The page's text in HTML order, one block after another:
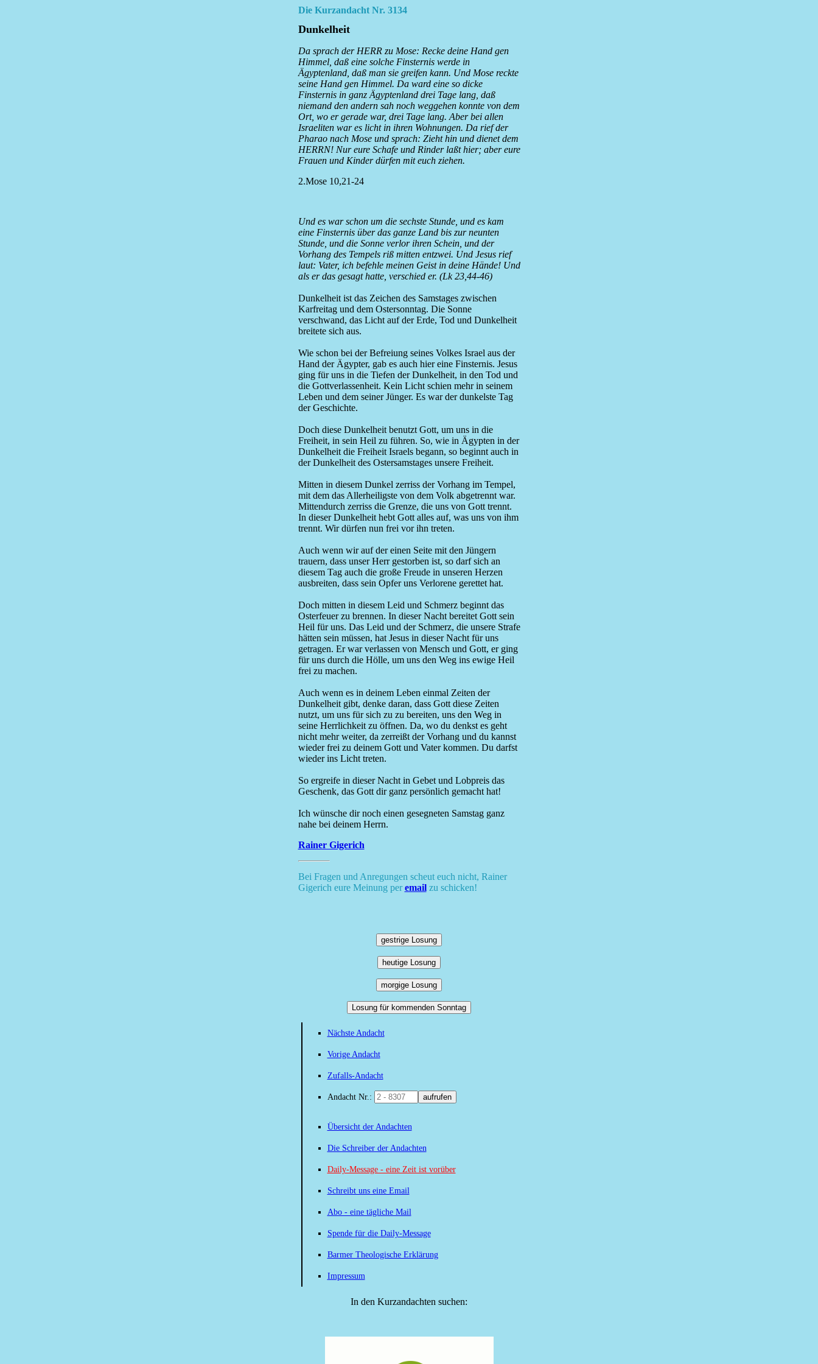
Die Kurzandacht Nr. 3134
Dunkelheit
Da sprach der HERR zu Mose: Recke deine Hand gen
Himmel, daß eine solche Finsternis werde in
Ägyptenland, daß man sie greifen kann. Und Mose reckte
seine Hand gen Himmel. Da ward eine so dicke
Finsternis in ganz Ägyptenland drei Tage lang, daß
niemand den andern sah noch weggehen konnte von dem
Ort, wo er gerade war, drei Tage lang. Aber bei allen
Israeliten war es licht in ihren Wohnungen. Da rief der
Pharao nach Mose und sprach: Zieht hin und dienet dem
HERRN! Nur eure Schafe und Rinder laßt hier; aber eure
Frauen und Kinder dürfen mit euch ziehen.
2.Mose 10,21-24
Und es war schon um die sechste Stunde, und es kam
eine Finsternis über das ganze Land bis zur neunten
Stunde, und die Sonne verlor ihren Schein, und der
Vorhang des Tempels riß mitten entzwei. Und Jesus rief
laut: Vater, ich befehle meinen Geist in deine Hände! Und
als er das gesagt hatte, verschied er. (Lk 23,44-46)
Dunkelheit ist das Zeichen des Samstages zwischen
Karfreitag und dem Ostersonntag. Die Sonne
verschwand, das Licht auf der Erde, Tod und Dunkelheit
breitete sich aus.
Wie schon bei der Befreiung seines Volkes Israel aus der
Hand der Ägypter, gab es auch hier eine Finsternis. Jesus
ging für uns in die Tiefen der Dunkelheit, in den Tod und
die Gottverlassenheit. Kein Licht schien mehr in seinem
Leben und dem seiner Jünger. Es war der dunkelste Tag
der Geschichte.
Doch diese Dunkelheit benutzt Gott, um uns in die
Freiheit, in sein Heil zu führen. So, wie in Ägypten in der
Dunkelheit die Freiheit Israels begann, so beginnt auch in
der Dunkelheit des Ostersamstages unsere Freiheit.
Mitten in diesem Dunkel zerriss der Vorhang im Tempel,
mit dem das Allerheiligste von dem Volk abgetrennt war.
Mittendurch zerriss die Grenze, die uns von Gott trennt.
In dieser Dunkelheit hebt Gott alles auf, was uns von ihm
trennt. Wir dürfen nun frei vor ihn treten.
Auch wenn wir auf der einen Seite mit den Jüngern
trauern, dass unser Herr gestorben ist, so darf sich an
diesem Tag auch die große Freude in unseren Herzen
ausbreiten, dass sein Opfer uns Verlorene gerettet hat.
Doch mitten in diesem Leid und Schmerz beginnt das
Osterfeuer zu brennen. In dieser Nacht bereitet Gott sein
Heil für uns. Das Leid und der Schmerz, die unsere Strafe
hätten sein müssen, hat Jesus in dieser Nacht für uns
getragen. Er war verlassen von Mensch und Gott, er ging
für uns durch die Hölle, um uns den Weg ins ewige Heil
frei zu machen.
Auch wenn es in deinem Leben einmal Zeiten der
Dunkelheit gibt, denke daran, dass Gott diese Zeiten
nutzt, um uns für sich zu zu bereiten, uns den Weg in
seine Herrlichkeit zu öffnen. Da, wo du denkst es geht
nicht mehr weiter, da zerreißt der Vorhang und du kannst
wieder frei zu deinem Gott und Vater kommen. Du darfst
wieder ins Licht treten.
So ergreife in dieser Nacht in Gebet und Lobpreis das
Geschenk, das Gott dir ganz persönlich gemacht hat!
Ich wünsche dir noch einen gesegneten Samstag ganz
nahe bei deinem Herrn.
Rainer Gigerich
Bei Fragen und Anregungen scheut euch nicht, Rainer
Gigerich eure Meinung peremailzu schicken!
gestrige Losung
heutige Losung
morgige Losung
Losung für kommenden Sonntag
Nächste Andacht
Vorige Andacht
Zufalls-Andacht
Andacht Nr.: aufrufen
Übersicht der Andachten
Die Schreiber der Andachten
Daily-Message - eine Zeit ist vorüber
Schreibt uns eine Email
Abo - eine tägliche Mail
Spende für die Daily-Message
Barmer Theologische Erklärung
Impressum
In den Kurzandachten suchen: